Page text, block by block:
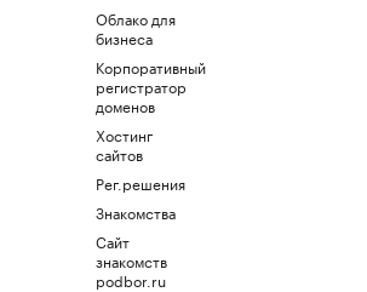
Облако для
бизнеса
Корпоративный
регистратор
доменов
Хостинг
сайтов
Рег.решения
Знакомства
Сайт
знакомств
podbor.ru